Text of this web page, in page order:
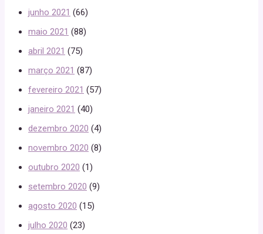
junho 2021 (66)
maio 2021 (88)
abril 2021 (75)
março 2021 (87)
fevereiro 2021 (57)
janeiro 2021 (40)
dezembro 2020 (4)
novembro 2020 (8)
outubro 2020 (1)
setembro 2020 (9)
agosto 2020 (15)
julho 2020 (23)